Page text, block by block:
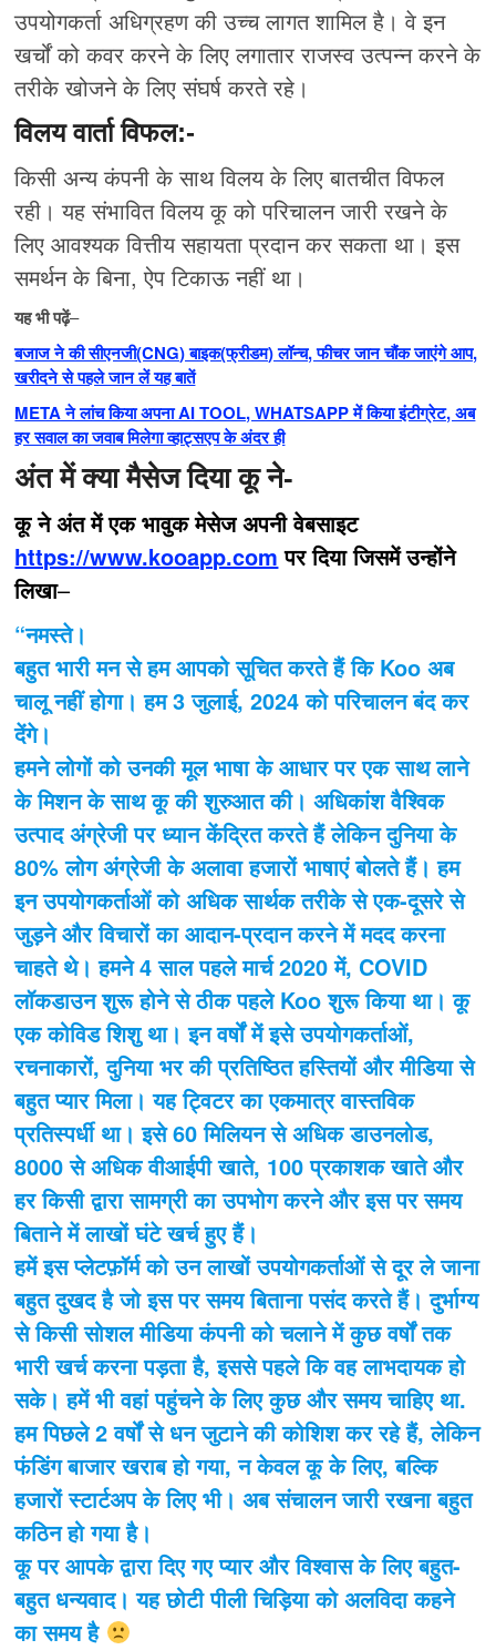
उपयोगकर्ता अधिग्रहण की उच्च लागत शामिल है। वे इन
खर्चों को कवर करने के लिए लगातार राजस्व उत्पन्न करने के
तरीके खोजने के लिए संघर्ष करते रहे।
विलय वार्ता विफल:-
किसी अन्य कंपनी के साथ विलय के लिए बातचीत विफल
रही। यह संभावित विलय कू को परिचालन जारी रखने के
लिए आवश्यक वित्तीय सहायता प्रदान कर सकता था। इस
समर्थन के बिना, ऐप टिकाऊ नहीं था।
यह भी पढ़ें–
बजाज ने की सीएनजी(CNG) बाइक(फ्रीडम) लॉन्च, फीचर जान चौंक जाएंगे आप,
खरीदने से पहले जान लें यह बातें
META ने लांच किया अपना AI TOOL, WHATSAPP में किया इंटीग्रेट, अब
हर सवाल का जवाब मिलेगा व्हाट्सएप के अंदर ही
अंत में क्या मैसेज दिया कू ने-
कू ने अंत में एक भावुक मेसेज अपनी वेबसाइट
https://www.kooapp.com पर दिया जिसमें उन्होंने
लिखा–
“नमस्ते।
बहुत भारी मन से हम आपको सूचित करते हैं कि Koo अब
चालू नहीं होगा। हम 3 जुलाई, 2024 को परिचालन बंद कर
देंगे।
हमने लोगों को उनकी मूल भाषा के आधार पर एक साथ लाने
के मिशन के साथ कू की शुरुआत की। अधिकांश वैश्विक
उत्पाद अंग्रेजी पर ध्यान केंद्रित करते हैं लेकिन दुनिया के
80% लोग अंग्रेजी के अलावा हजारों भाषाएं बोलते हैं। हम
इन उपयोगकर्ताओं को अधिक सार्थक तरीके से एक-दूसरे से
जुड़ने और विचारों का आदान-प्रदान करने में मदद करना
चाहते थे। हमने 4 साल पहले मार्च 2020 में, COVID
लॉकडाउन शुरू होने से ठीक पहले Koo शुरू किया था। कू
एक कोविड शिशु था। इन वर्षों में इसे उपयोगकर्ताओं,
रचनाकारों, दुनिया भर की प्रतिष्ठित हस्तियों और मीडिया से
बहुत प्यार मिला। यह ट्विटर का एकमात्र वास्तविक
प्रतिस्पर्धी था। इसे 60 मिलियन से अधिक डाउनलोड,
8000 से अधिक वीआईपी खाते, 100 प्रकाशक खाते और
हर किसी द्वारा सामग्री का उपभोग करने और इस पर समय
बिताने में लाखों घंटे खर्च हुए हैं।
हमें इस प्लेटफ़ॉर्म को उन लाखों उपयोगकर्ताओं से दूर ले जाना
बहुत दुखद है जो इस पर समय बिताना पसंद करते हैं। दुर्भाग्य
से किसी सोशल मीडिया कंपनी को चलाने में कुछ वर्षों तक
भारी खर्च करना पड़ता है, इससे पहले कि वह लाभदायक हो
सके। हमें भी वहां पहुंचने के लिए कुछ और समय चाहिए था.
हम पिछले 2 वर्षों से धन जुटाने की कोशिश कर रहे हैं, लेकिन
फंडिंग बाजार खराब हो गया, न केवल कू के लिए, बल्कि
हजारों स्टार्टअप के लिए भी। अब संचालन जारी रखना बहुत
कठिन हो गया है।
कू पर आपके द्वारा दिए गए प्यार और विश्वास के लिए बहुत-
बहुत धन्यवाद। यह छोटी पीली चिड़िया को अलविदा कहने
का समय है